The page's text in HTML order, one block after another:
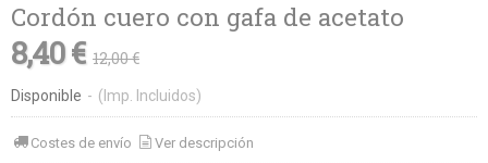
Cordón cuero con gafa de acetato
8,40 € 12,00 €
Disponible - (Imp. Incluidos)
Costes de envío Ver descripción